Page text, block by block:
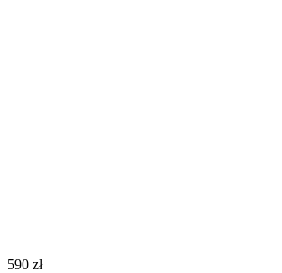
‍590‍ zł